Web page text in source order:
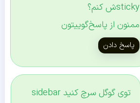
stickyش کنم؟
ممنون از پاسخ‌گوییتون
پاسخ دادن
توی گوگل سرچ کنید sidebar